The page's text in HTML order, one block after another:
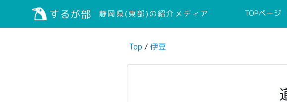
するが部 静岡県(東部)の紹介メディア TOPページ
Top / 伊豆